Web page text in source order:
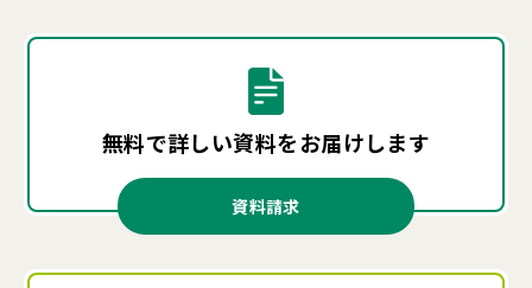
無料で詳しい資料をお届けします
資料請求